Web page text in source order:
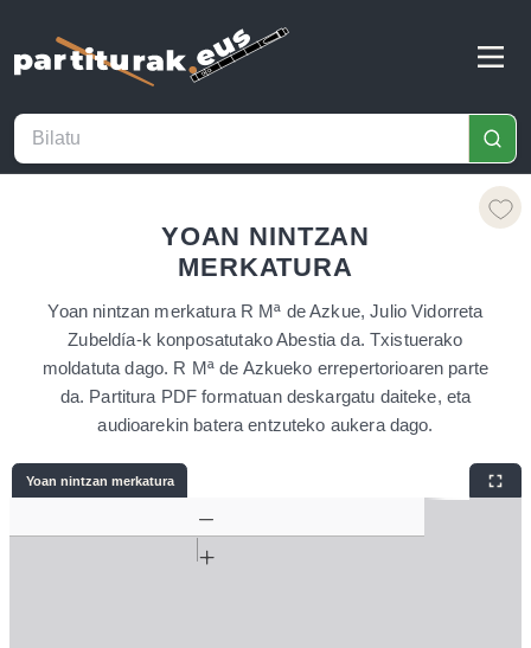
YOAN NINTZAN
MERKATURA
Yoan nintzan merkatura R Mª de Azkue, Julio Vidorreta
Zubeldía-k konposatutako Abestia da. Txistuerako
moldatuta dago. R Mª de Azkueko errepertorioaren parte
da. Partitura PDF formatuan deskargatu daiteke, eta
audioarekin batera entzuteko aukera dago.
Yoan nintzan merkatura